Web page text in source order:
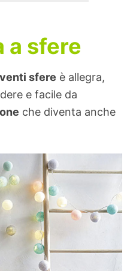
a sfere
sfere è allegra,
e facile da
che diventa anche